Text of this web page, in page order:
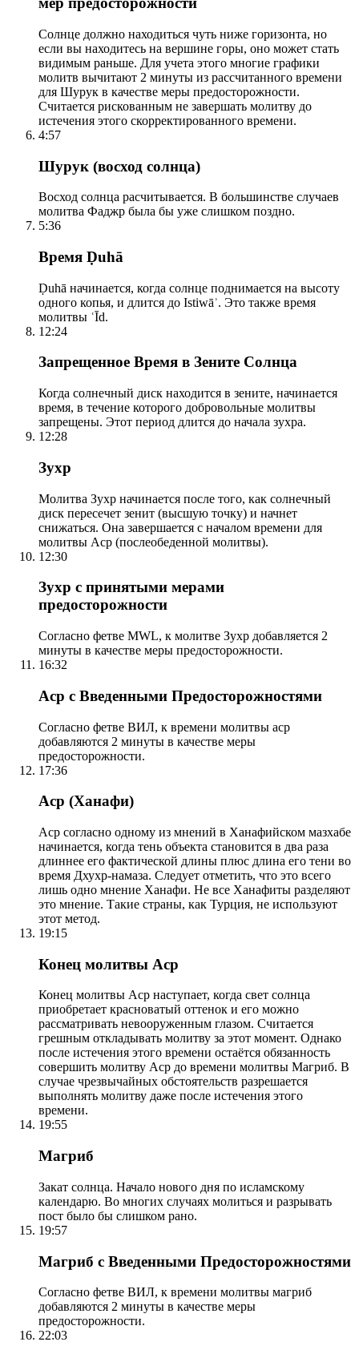
Солнце должно находиться чуть ниже горизонта, но
если вы находитесь на вершине горы, оно может стать
видимым раньше. Для учета этого многие графики
молитв вычитают 2 минуты из рассчитанного времени
для Шурук в качестве меры предосторожности.
Считается рискованным не завершать молитву до
истечения этого скорректированного времени.
4:57
Шурук (восход солнца)
Восход солнца расчитывается. В большинстве случаев
молитва Фаджр была бы уже слишком поздно.
5:36
Время Ḍuhā
Ḍuhā начинается, когда солнце поднимается на высоту
одного копья, и длится до Istiwāʾ. Это также время
молитвы ʿĪd.
12:24
Запрещенное Время в Зените Солнца
Когда солнечный диск находится в зените, начинается
время, в течение которого добровольные молитвы
запрещены. Этот период длится до начала зухра.
12:28
Зухр
Молитва Зухр начинается после того, как солнечный
диск пересечет зенит (высшую точку) и начнет
снижаться. Она завершается с началом времени для
молитвы Аср (послеобеденной молитвы).
12:30
Зухр с принятыми мерами
предосторожности
Согласно фетве MWL, к молитве Зухр добавляется 2
минуты в качестве меры предосторожности.
16:32
Аср с Введенными Предосторожностями
Согласно фетве ВИЛ, к времени молитвы аср
добавляются 2 минуты в качестве меры
предосторожности.
17:36
Аср (Ханафи)
Аср согласно одному из мнений в Ханафийском мазхабе
начинается, когда тень объекта становится в два раза
длиннее его фактической длины плюс длина его тени во
время Дхухр-намаза. Следует отметить, что это всего
лишь одно мнение Ханафи. Не все Ханафиты разделяют
это мнение. Такие страны, как Турция, не используют
этот метод.
19:15
Конец молитвы Аср
Конец молитвы Аср наступает, когда свет солнца
приобретает красноватый оттенок и его можно
рассматривать невооруженным глазом. Считается
грешным откладывать молитву за этот момент. Однако
после истечения этого времени остаётся обязанность
совершить молитву Аср до времени молитвы Магриб. В
случае чрезвычайных обстоятельств разрешается
выполнять молитву даже после истечения этого
времени.
19:55
Магриб
Закат солнца. Начало нового дня по исламскому
календарю. Во многих случаях молиться и разрывать
пост было бы слишком рано.
19:57
Магриб с Введенными Предосторожностями
Согласно фетве ВИЛ, к времени молитвы магриб
добавляются 2 минуты в качестве меры
предосторожности.
22:03